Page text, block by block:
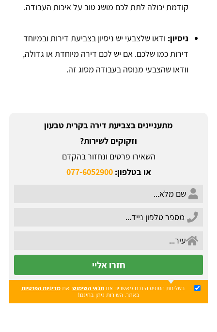
קודמת יכולה לתת לכם מושג טוב על איכות העבודה.
ניסיון: ודאו שלצבעי יש ניסיון בצביעת דירות ובמיוחד
דירות כמו שלכם. אם יש לכם דירה מיוחדת או גדולה,
וודאו שהצבעי מנוסה בעבודה מסוג זה.
מתעניינים בצביעת דירה בקרית טבעון
וזקוקים לשירות?
השאירו פרטים ונחזור בהקדם
או בטלפון:077-6052900
חזרו אליי
בשליחת הטופס הינכם מאשרים אתתנאי השימוש ואתמדיניות הפרטיות
באתר. השירות ניתן בחינם!